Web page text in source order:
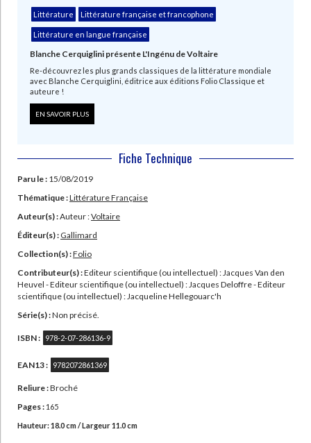
Littérature Littérature française et francophone
Littérature en langue française
Blanche Cerquiglini présente L'Ingénu de Voltaire
Re-découvrez les plus grands classiques de la littérature mondiale
avec Blanche Cerquiglini, éditrice aux éditions Folio Classique et
auteure !
EN SAVOIR PLUS
Fiche Technique
Paru le : 15/08/2019
Thématique :Littérature Française
Auteur(s) :Auteur :Voltaire
Éditeur(s) : Gallimard
Collection(s) :Folio
Contributeur(s) :Editeur scientifique (ou intellectuel) : Jacques Van den
Heuvel - Editeur scientifique (ou intellectuel) : Jacques Deloffre - Editeur
scientifique (ou intellectuel) : Jacqueline Hellegouarc'h
Série(s) :Non précisé.
ISBN : 978-2-07-286136-9
EAN13 : 9782072861369
Reliure :Broché
Pages : 165
Hauteur: 18.0 cm / Largeur 11.0 cm